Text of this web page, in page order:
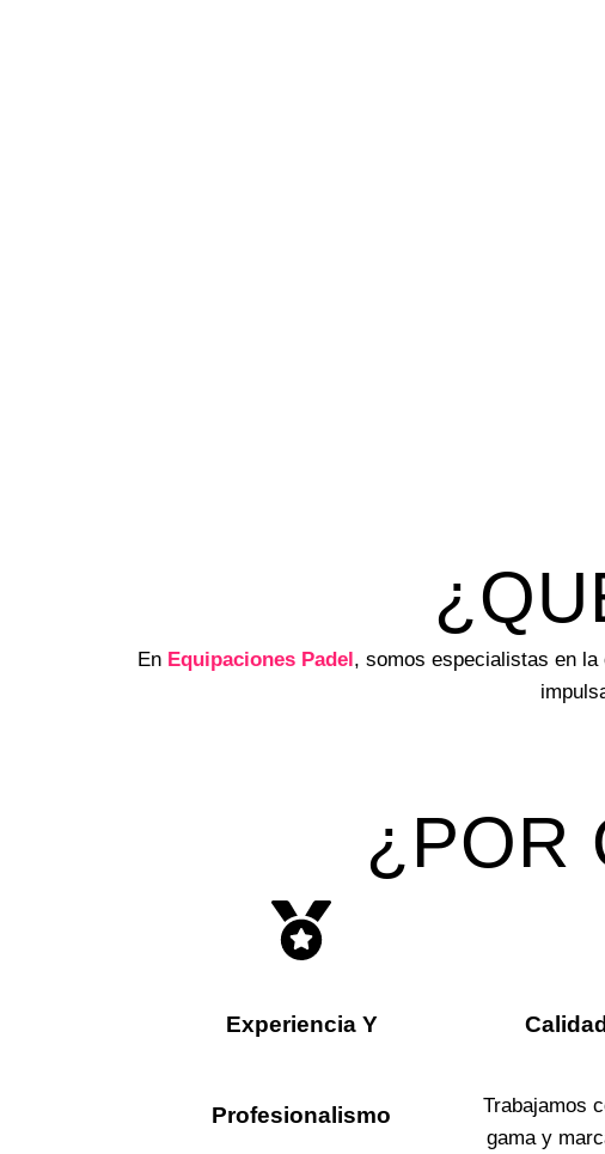
En Equipaciones Padel , somos especialistas en la
¿POR
Experiencia Y
Profesionalismo
Trabajamos
gama y